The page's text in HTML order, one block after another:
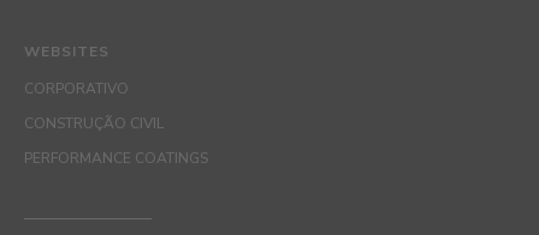
WEBSITES
CORPORATIVO
CONSTRUÇÃO CIVIL
PERFORMANCE COATINGS